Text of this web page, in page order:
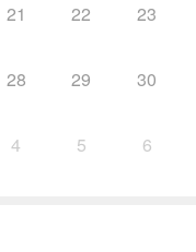
21 22 23
28 29 30
4 5 6